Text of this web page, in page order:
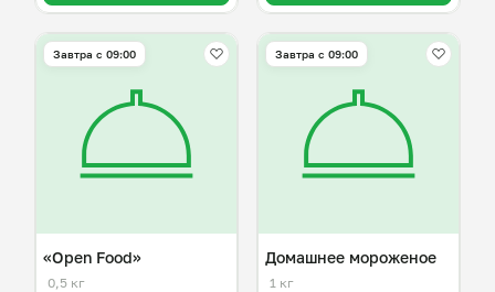
Завтра c 09:00
«Open Food»
0,5 кг
Завтра c 09:00
Домашнее мороженое
1 кг